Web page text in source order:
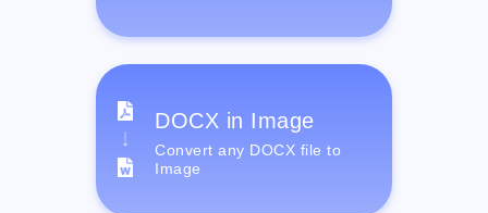
DOCX in Image
Convert any DOCX file to
Image